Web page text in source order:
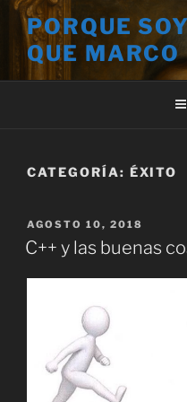
Saltar
contenido
PORQUE
QUE MARCO
CATEGORÍA: ÉXITO
PUBLICADO
EL
AGOSTO 10, 2018
C++ y las buenas